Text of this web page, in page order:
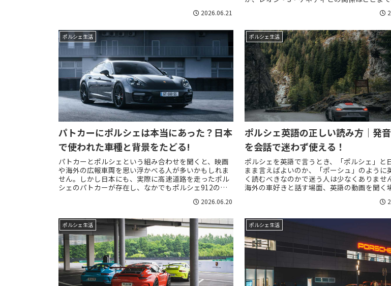
2026.06.21
響するのか、ゲーム内でどのように扱われるの
ポルシェ生活
パトカーにポルシェは本当にあった？日本
で使われた車種と背景をたどる!
パトカーとポルシェという組み合わせを聞くと、映画
や海外の広報車両を思い浮かべる人が多いかもしれま
せん。しかし日本にも、実際に高速道路を走ったポル
シェのパトカーが存在し、なかでもポルシェ912の高
2026.06.20
ポルシェ生活
ポルシェ英語の正しい読み方｜発
を会話で迷わず使える！
ポルシェを英語で言うとき、「ポルシェ」と
まま言えばよいのか、「ポーシュ」のように
く読むべきなのかで迷う人は少なくありませ
海外の車好きと話す場面、英語の動画を聞く
ポルシェ生活 ポルシェ生活